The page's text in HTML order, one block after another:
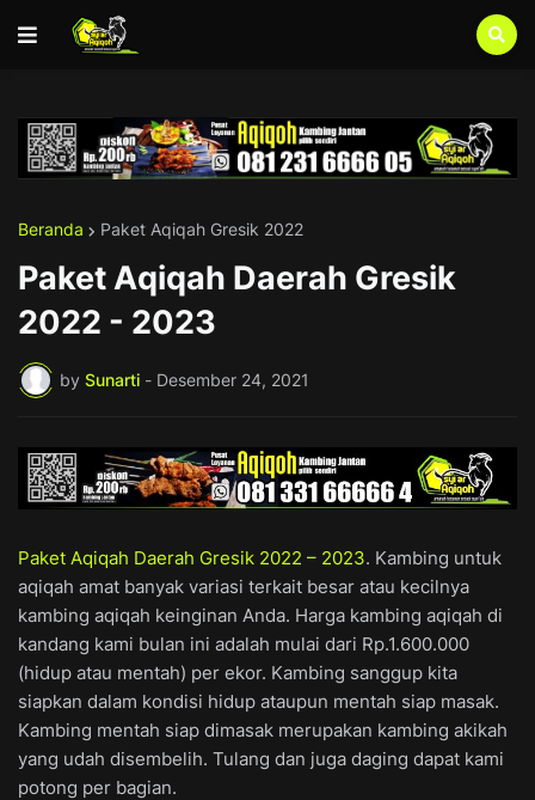
Beranda Paket Aqiqah Gresik 2022
Paket Aqiqah Daerah Gresik
2022 - 2023
by Sunarti - Desember 24, 2021
Paket Aqiqah Daerah Gresik 2022 – 2023. Kambing untuk
aqiqah amat banyak variasi terkait besar atau kecilnya
kambing aqiqah keinginan Anda. Harga kambing aqiqah di
kandang kami bulan ini adalah mulai dari Rp.1.600.000
(hidup atau mentah) per ekor. Kambing sanggup kita
siapkan dalam kondisi hidup ataupun mentah siap masak.
Kambing mentah siap dimasak merupakan kambing akikah
yang udah disembelih. Tulang dan juga daging dapat kami
potong per bagian.